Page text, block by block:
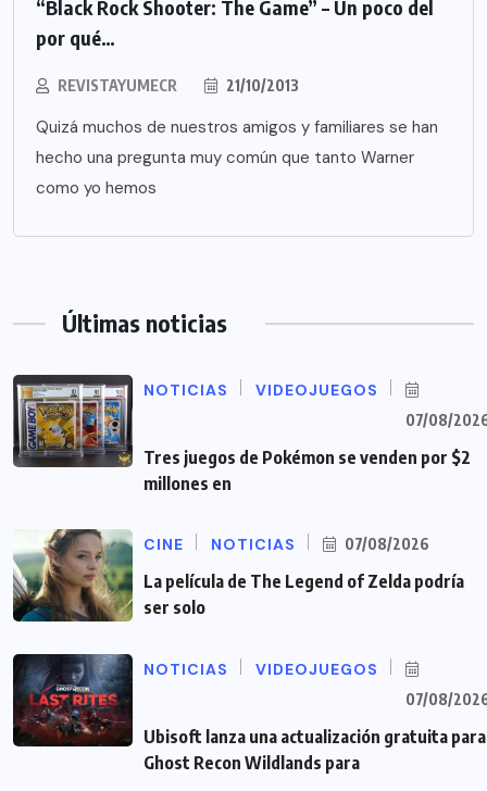
“Black Rock Shooter: The Game” – Un poco del
por qué…
REVISTAYUMECR 21/10/2013
Quizá muchos de nuestros amigos y familiares se han
hecho una pregunta muy común que tanto Warner
como yo hemos
Últimas noticias
NOTICIAS VIDEOJUEGOS
07/08/
Tres juegos de Pokémon se venden por $2
millones en
CINE NOTICIAS 07/08/2026
La película de The Legend of Zelda podría
ser solo
NOTICIAS VIDEOJUEGOS
07/08/
Ubisoft lanza una actualización gratuita para
Ghost Recon Wildlands para